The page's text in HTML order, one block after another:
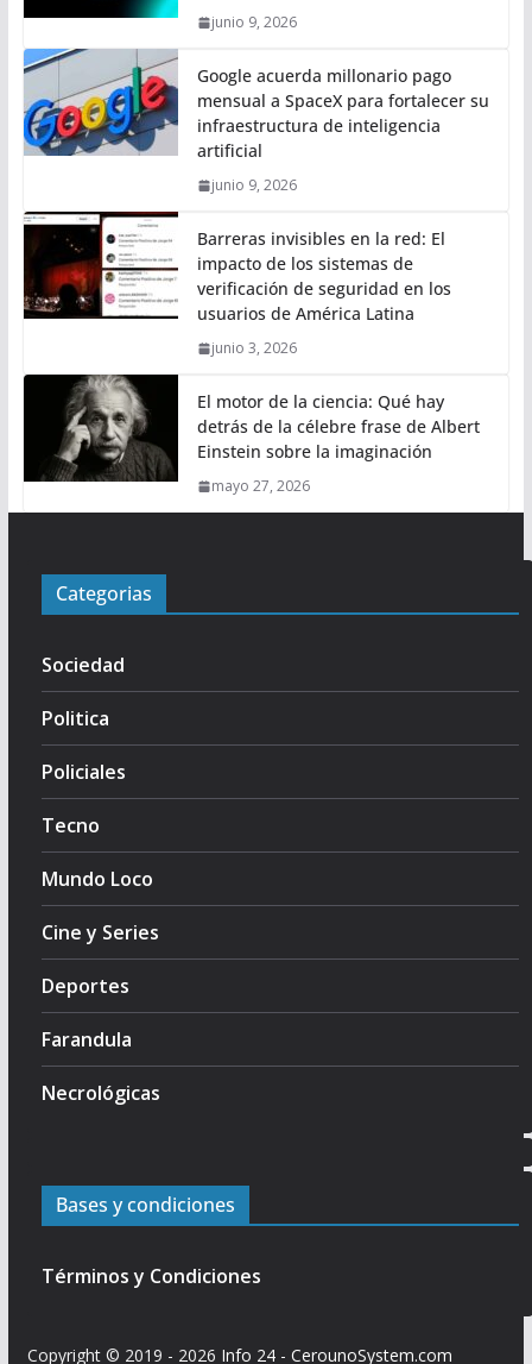
junio 9, 2026
Google acuerda millonario pago
mensual a SpaceX para fortalecer su
infraestructura de inteligencia
artificial
junio 9, 2026
Barreras invisibles en la red: El
impacto de los sistemas de
verificación de seguridad en los
usuarios de América Latina
junio 3, 2026
El motor de la ciencia: Qué hay
detrás de la célebre frase de Albert
Einstein sobre la imaginación
mayo 27, 2026
Categorias
Sociedad
Politica
Policiales
Tecno
Mundo Loco
Cine y Series
Deportes
Farandula
Necrológicas
Bases y condiciones
Términos y Condiciones
Copyright © 2019 - 2026 Info 24- CerounoSystem.com